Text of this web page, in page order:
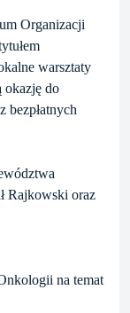
Organizacji
warsztaty
okazję do
bezpłatnych
Rajkowski oraz
na temat